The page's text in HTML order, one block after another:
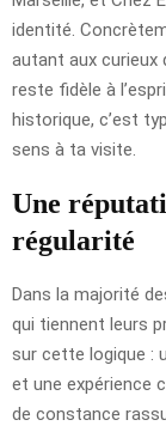
identité.
autant aux curieux
reste fidèle à
historique, c’est
sens à ta visite.
Une
régularité
Dans la majorité
qui tiennent leurs
sur cette logique :
et une expérience
de constance